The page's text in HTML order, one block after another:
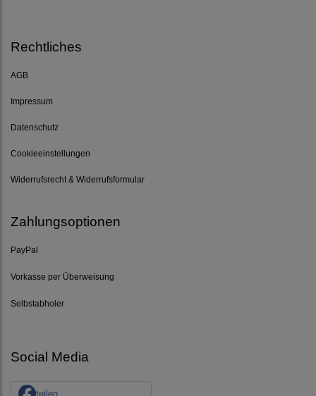
Rechtliches
AGB
Impressum
Datenschutz
Cookieeinstellungen
Widerrufsrecht & Widerrufsformular
Zahlungsoptionen
PayPal
Vorkasse per Überweisung
Selbstabholer
Social Media
teilen